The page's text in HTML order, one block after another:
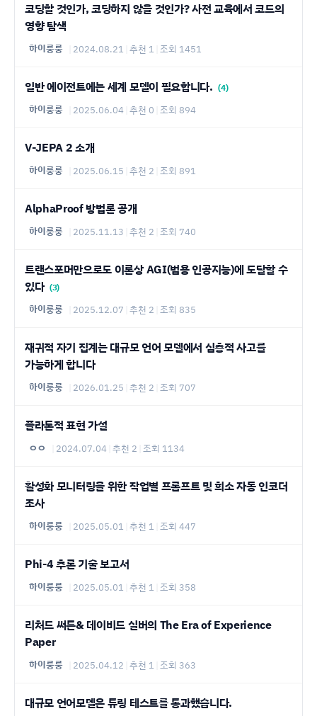
코딩할 것인가, 코딩하지 않을 것인가? 사전 교육에서 코드의
영향 탐색
하이룽룽 2024.08.21 추천 1 조회 1451
일반 에이전트에는 세계 모델이 필요합니다. (4)
하이룽룽 2025.06.04 추천 0 조회 894
V-JEPA 2 소개
하이룽룽 2025.06.15 추천 2 조회 891
AlphaProof 방법론 공개
하이룽룽 2025.11.13 추천 2 조회 740
트랜스포머만으로도 이론상 AGI(범용 인공지능)에 도달할 수
있다 (3)
하이룽룽 2025.12.07 추천 2 조회 835
재귀적 자기 집계는 대규모 언어 모델에서 심층적 사고를
가능하게 합니다
하이룽룽 2026.01.25 추천 2 조회 707
플라톤적 표현 가설
ㅇㅇ 2024.07.04 추천 2 조회 1134
활성화 모니터링을 위한 작업별 프롬프트 및 희소 자동 인코더
조사
하이룽룽 2025.05.01 추천 1 조회 447
Phi-4 추론 기술 보고서
하이룽룽 2025.05.01 추천 1 조회 358
리처드 써튼& 데이비드 실버의 The Era of Experience
Paper
하이룽룽 2025.04.12 추천 1 조회 363
대규모 언어모델은 튜링 테스트를 통과했습니다.